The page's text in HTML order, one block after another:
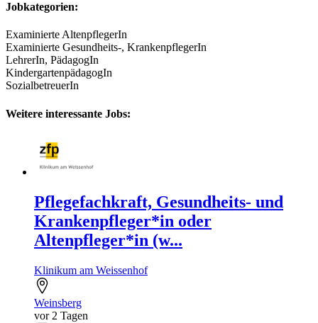
Jobkategorien:
Examinierte AltenpflegerIn
Examinierte Gesundheits-, KrankenpflegerIn
LehrerIn, PädagogIn
KindergartenpädagogIn
SozialbetreuerIn
Weitere interessante Jobs:
Pflegefachkraft, Gesundheits- und
Krankenpfleger*in oder
Altenpfleger*in (w...
Klinikum am Weissenhof
Weinsberg
vor 2 Tagen